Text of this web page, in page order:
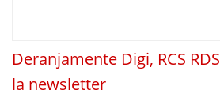
Deranjamente Digi, RCS RDS
la newsletter